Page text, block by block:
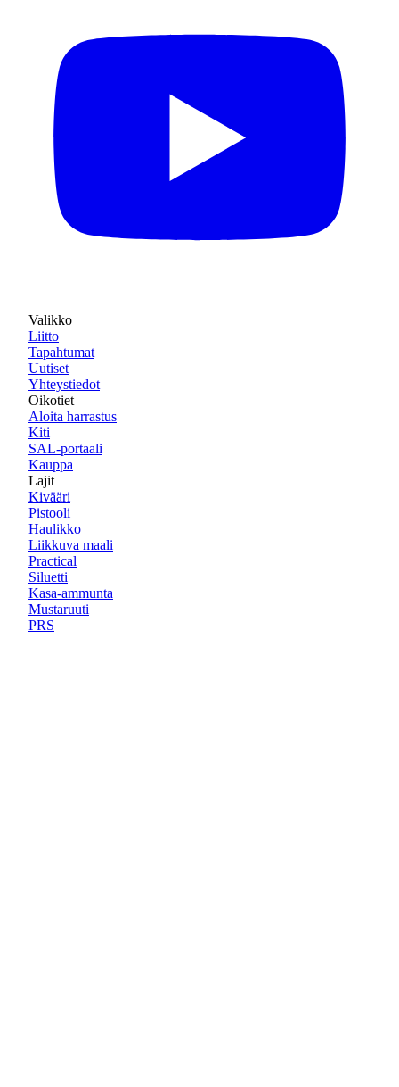
Valikko
Liitto
Tapahtumat
Uutiset
Yhteystiedot
Oikotiet
Aloita harrastus
Kiti
SAL-portaali
Kauppa
Lajit
Kivääri
Pistooli
Haulikko
Liikkuva maali
Practical
Siluetti
Kasa-ammunta
Mustaruuti
PRS